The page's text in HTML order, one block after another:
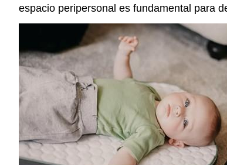
espacio peripersonal es fundamental para